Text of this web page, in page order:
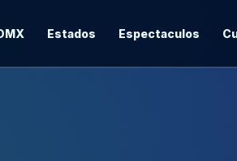
Estados Espectaculos